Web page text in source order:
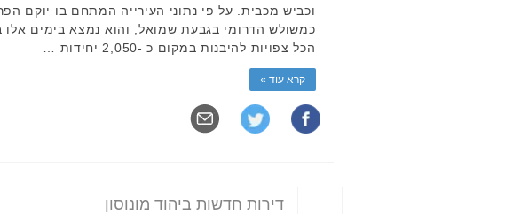
וכביש מכבית. על פי נתוני העירייה המתחם בו יוקם
כמשולש הדרומי בגבעת שמואל, והוא נמצא בימים אלו
הכל צפויות להיבנות במקום כ -2,050 יחידות …
קרא עוד »
דירות חדשות ביהוד מונוסון